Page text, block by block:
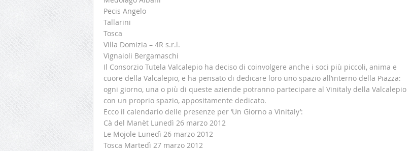
Pecis Angelo
Tallarini
Tosca
Villa Domizia – 4R s.r.l.
Vignaioli Bergamaschi
Il Consorzio Tutela Valcalepio ha deciso di coinvolgere anche i soci più piccoli, anima e
cuore della Valcalepio, e ha pensato di dedicare loro uno spazio all’interno della Piazza:
ogni giorno, una o più di queste aziende potranno partecipare al Vinitaly della Valcalepio
con un proprio spazio, appositamente dedicato.
Ecco il calendario delle presenze per ‘Un Giorno a Vinitaly’:
Cà del Manèt Lunedì 26 marzo 2012
Le Mojole Lunedì 26 marzo 2012
Tosca Martedì 27 marzo 2012